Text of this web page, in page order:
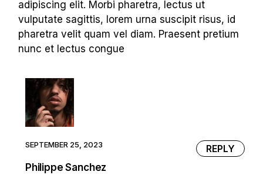
adipiscing elit. Morbi pharetra, lectus ut
vulputate sagittis, lorem urna suscipit risus, id
pharetra velit quam vel diam. Praesent pretium
nunc et lectus congue
SEPTEMBER 25, 2023
REPLY
Philippe Sanchez